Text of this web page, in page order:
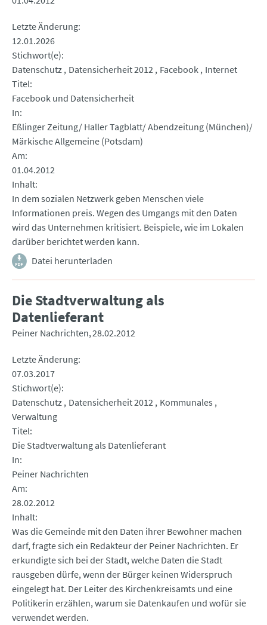
Letzte Änderung
12.01.2026
Stichwort(e)
Datenschutz Datensicherheit 2012 Facebook Internet
Titel
Facebook und Datensicherheit
In
Eßlinger Zeitung/ Haller Tagblatt/ Abendzeitung (München)/
Märkische Allgemeine (Potsdam)
Am
01.04.2012
Inhalt
In dem sozialen Netzwerk geben Menschen viele
Informationen preis. Wegen des Umgangs mit den Daten
wird das Unternehmen kritisiert. Beispiele, wie im Lokalen
darüber berichtet werden kann.
Datei herunterladen
Die Stadtverwaltung als
Datenlieferant
Peiner Nachrichten 28.02.2012
Letzte Änderung
07.03.2017
Stichwort(e)
Datenschutz Datensicherheit 2012 Kommunales
Verwaltung
Titel
Die Stadtverwaltung als Datenlieferant
In
Peiner Nachrichten
Am
28.02.2012
Inhalt
Was die Gemeinde mit den Daten ihrer Bewohner machen
darf, fragte sich ein Redakteur der Peiner Nachrichten. Er
erkundigte sich bei der Stadt, welche Daten die Stadt
rausgeben dürfe, wenn der Bürger keinen Widerspruch
eingelegt hat. Der Leiter des Kirchenkreisamts und eine
Politikerin erzählen, warum sie Datenkaufen und wofür sie
verwendet werden.